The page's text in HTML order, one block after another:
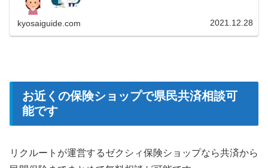
kyosaiguide.com 2021.12.28
お近くの保険ショップで県民共済相談可
能です
リクルートが運営するゼクシィ保険ショップなら共済から